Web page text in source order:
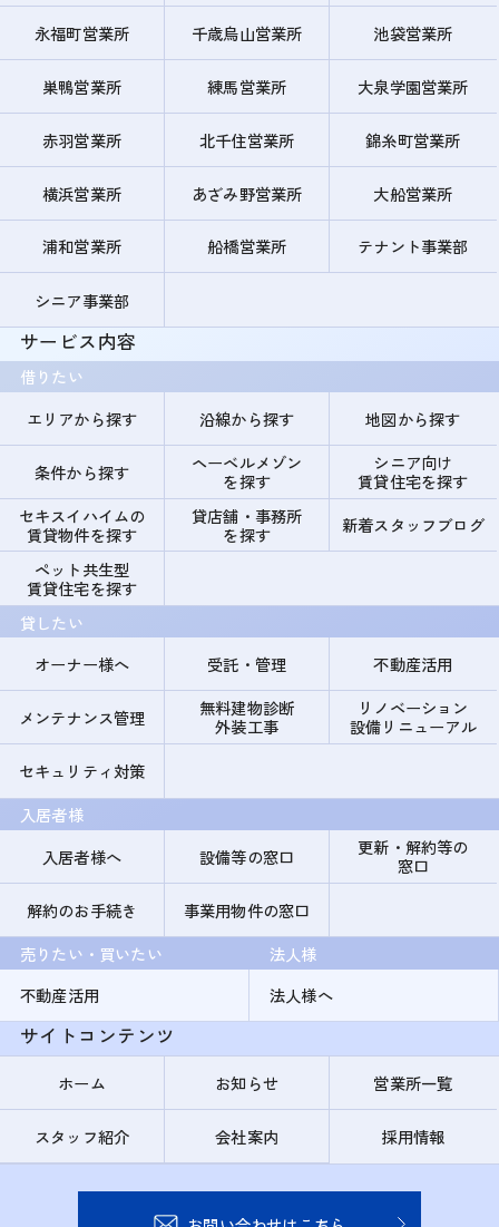
永福町営業所 千歳烏山営業所 池袋営業所
巣鴨営業所 練馬営業所 大泉学園営業所
赤羽営業所 北千住営業所 錦糸町営業所
横浜営業所 あざみ野営業所 大船営業所
浦和営業所 船橋営業所 テナント事業部
シニア事業部
サービス内容
借りたい
エリアから探す
沿線から探す 地図から探す
条件から探す
ヘーベルメゾン
を探す
シニア向け
賃貸住宅を探す
セキスイハイムの
賃貸物件を探す
貸店舗・事務所
を探す
新着スタッフブログ
ペット共生型
賃貸住宅を探す
貸したい
オーナー様へ
受託・管理 不動産活用
メンテナンス管理
無料建物診断
外装工事
リノベーション
設備リニューアル
セキュリティ対策
入居者様
入居者様へ
設備等の窓口
更新・解約等の
窓口
解約のお手続き
事業用物件の窓口
売りたい・買いたい
不動産活用
法人様
法人様へ
サイトコンテンツ
ホーム お知らせ 営業所一覧
スタッフ紹介 会社案内 採用情報